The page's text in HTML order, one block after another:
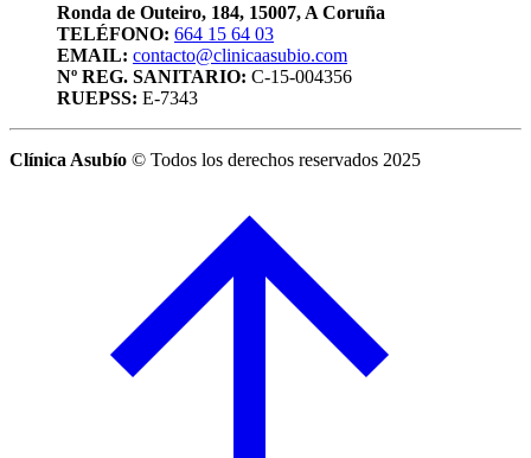
Ronda de Outeiro, 184, 15007, A Coruña
TELÉFONO: 664 15 64 03
EMAIL: contacto@clinicaasubio.com
Nº REG. SANITARIO: C-15-004356
RUEPSS: E-7343
Clínica Asubío © Todos los derechos reservados 2025